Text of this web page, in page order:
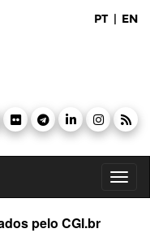
PT | EN
pelo CGI.br